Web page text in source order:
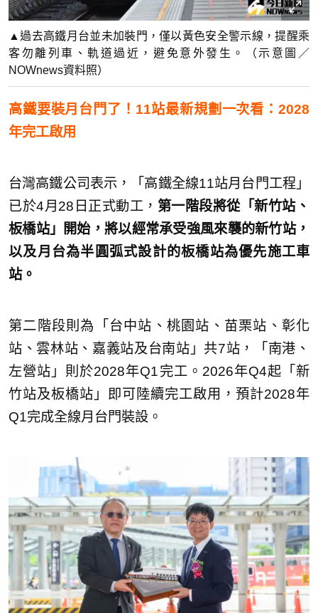
▲過去高鐵月台並未加裝門，僅以黃色安全警示線，提醒乘
客勿離列車、軌道過近，避免意外發生。（示意圖／
NOWnews資料照）
高鐵要裝月台門了！11站最新規劃一次看：2028
年完工啟用
台灣高鐵公司表示，「高鐵全線11站月台門工程」
已於4月28日正式動工， 第一階段將從「新竹站、
板橋站」開始，將以經常承受強風來襲的新竹站，
以及月台為半圓弧式設計的板橋站為優先施工車
站。
第二階段則為「台中站、桃園站、苗栗站、彰化
站、雲林站、嘉義站及台南站」共7站，「南港、
左營站」則於2028年Q1完工。2026年Q4起「新
竹站及板橋站」即可陸續完工啟用，預計2028年
Q1完成全線月台門裝設。